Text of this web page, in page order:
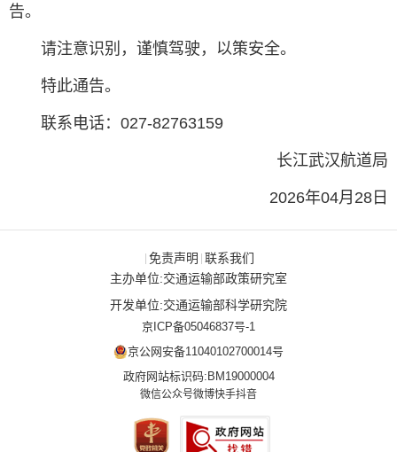
告。
请注意识别，谨慎驾驶，以策安全。
特此通告。
联系电话：027-82763159
长江武汉航道局
2026年04月28日
| 免责声明 | 联系我们
主办单位:交通运输部政策研究室
开发单位:交通运输部科学研究院
京ICP备05046837号-1
京公网安备11040102700014号
政府网站标识码:BM19000004
微信公众号微博快手抖音